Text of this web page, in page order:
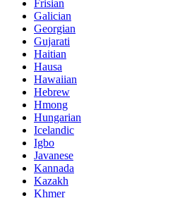
Frisian
Galician
Georgian
Gujarati
Haitian
Hausa
Hawaiian
Hebrew
Hmong
Hungarian
Icelandic
Igbo
Javanese
Kannada
Kazakh
Khmer